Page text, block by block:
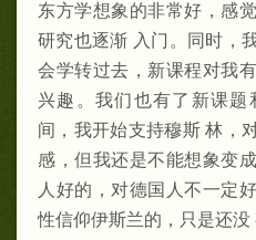
东方学想象的非常好，感
研究也逐渐 入门。同时，
会学转过去，新课程对我
兴趣。我们也有了新课
间，我开始支持穆斯 林，
感，但我还是不能想象变
人好的，对德国人不一定
性信仰伊斯兰的，只是还没